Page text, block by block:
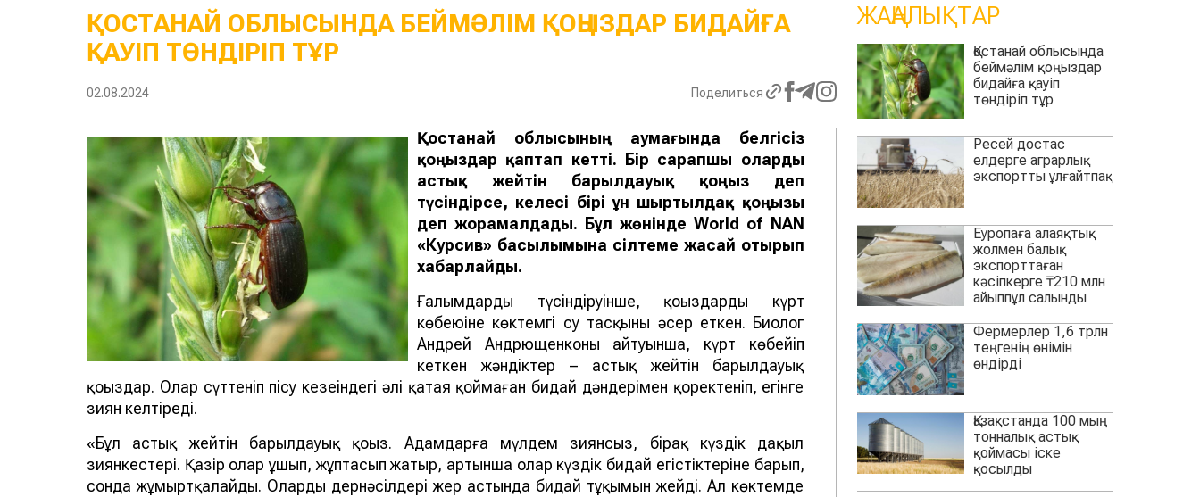
ҚОСТАНАЙ ОБЛЫСЫНДА БЕЙМӘЛІМ ҚОҢЫЗДАР БИДАЙҒА
ҚАУІП ТӨНДІРІП ТҰР
02.08.2024 Поделиться
Қостанай облысының аумағында белгісіз
қоңыздар қаптап кетті. Бір сарапшы оларды
астық жейтін барылдауық қоңыздеп
түсіндірсе, келесі біріұн шыртылдақ қоңызы
деп жорамалдады. Бұл жөнінде World of NAN
«Курсив» басылымына сілтеме жасай отырып
хабарлайды.
Ғалымдардың түсіндіруінше, қоңыздардың күрт
көбеюіне көктемгі су тасқыны әсер еткен. Биолог
Андрей Андрющенконың айтуынша, күрт көбейіп
кеткен жәндіктер – астық жейтін барылдауық
қоңыздар. Олар сүттеніп пісу кезеңіндегі әлі қатая қоймаған бидай дәндерімен қоректеніп, егінге
зиян келтіреді.
«Бұл астық жейтін барылдауық қоңыз. Адамдарға мүлдем зиянсыз, бірақ күздік дақыл
зиянкестері. Қазір олар ұшып, жұптасып жатыр, артынша олар күздік бидай егістіктеріне барып,
сонда жұмыртқалайды. Олардың дернәсілдері жер астында бидай тұқымын жейді. Ал көктемде
ЖАҢАЛЫҚТАР
Қостанай облысында
беймәлім қоңыздар
бидайға қауіп
төндіріп тұр
Ресей достас
елдерге аграрлық
экспортты ұлғайтпақ
Еуропаға алаяқтық
жолмен балық
экспорттаған
кәсіпкерге ₸210 млн
айыппұл салынды
Фермерлер 1,6 трлн
теңгенің өнімін
өндірді
Қазақстанда 100 мың
тонналық астық
қоймасы іске
қосылды